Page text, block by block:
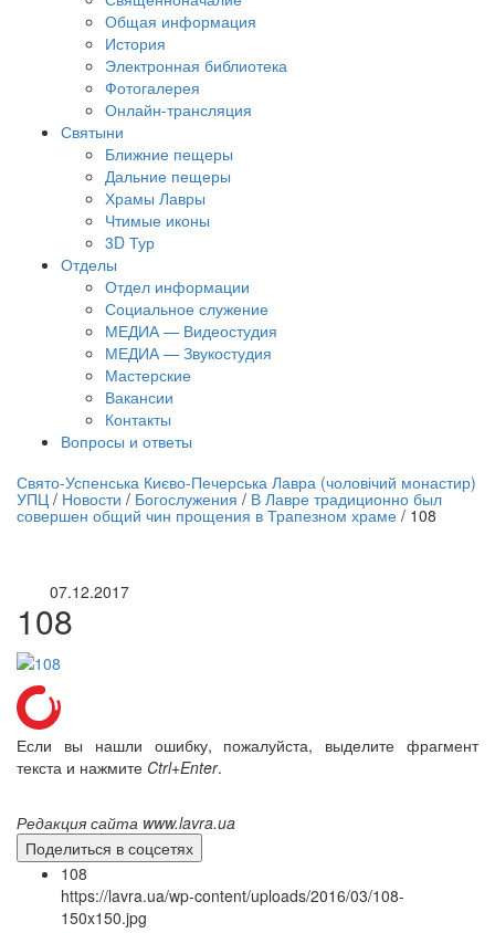
Общая информация
История
Электронная библиотека
Фотогалерея
Онлайн-трансляция
Святыни
Ближние пещеры
Дальние пещеры
Храмы Лавры
Чтимые иконы
3D Тур
Отделы
Отдел информации
Социальное служение
МЕДИА — Видеостудия
МЕДИА — Звукостудия
Мастерские
Вакансии
Контакты
Вопросы и ответы
трансляция | 12 сентября
трансляции
Свято-Успенська Києво-Печерська Лавра (чоловічий монастир)
УПЦ / Новости / Богослужения / В Лавре традиционно был
совершен общий чин прощения в Трапезном храме / 108
07.12.2017
108
Если вы нашли ошибку, пожалуйста, выделите фрагмент
текста и нажмите Ctrl+Enter.
Редакция сайта www.lavra.ua
Поделиться в соцсетях
108
https://lavra.ua/wp-content/uploads/2016/03/108-
150x150.jpg